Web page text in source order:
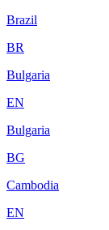
Brazil
BR
Bulgaria
EN
Bulgaria
BG
Cambodia
EN